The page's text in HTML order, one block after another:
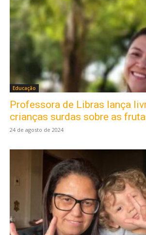
Educação
Professora de Libras lança
crianças surdas sobre as
24 de agosto de 2024